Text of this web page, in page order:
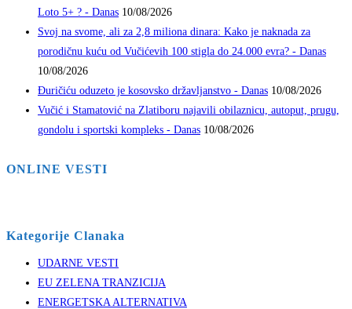
Loto 5+ ? - Danas 10/08/2026
Svoj na svome, ali za 2,8 miliona dinara: Kako je naknada za
porodičnu kuću od Vučićevih 100 stigla do 24.000 evra? - Danas
10/08/2026
Đuričiću oduzeto je kosovsko državljanstvo - Danas 10/08/2026
Vučić i Stamatović na Zlatiboru najavili obilaznicu, autoput, prugu,
gondolu i sportski kompleks - Danas 10/08/2026
ONLINE VESTI
Kategorije Clanaka
UDARNE VESTI
EU ZELENA TRANZICIJA
ENERGETSKA ALTERNATIVA